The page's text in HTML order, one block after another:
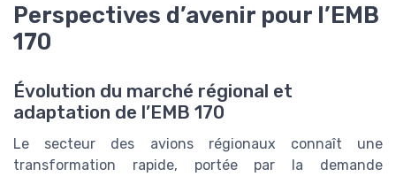
Perspectives d’avenir pour l’EMB
170
Évolution du marché régional et
adaptation de l’EMB 170
Le secteur des avions régionaux connaît une
transformation rapide, portée par la demande